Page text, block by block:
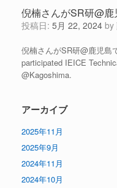
倪楠さんがSR研@鹿
投稿日: 5月 22, 2024 by
倪楠さんがSR研@鹿児島
participated IEICE
@Kagoshima.
アーカイブ
2025年11月
2025年9月
2024年11月
2024年10月